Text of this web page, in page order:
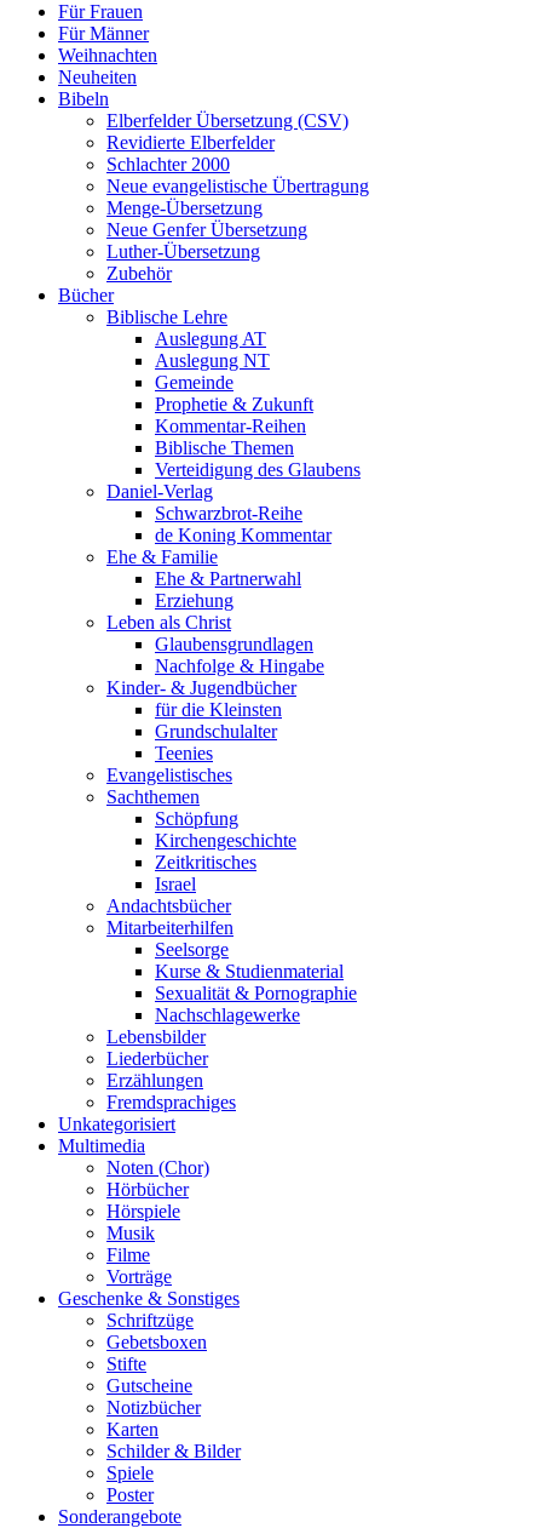
Für Frauen
Für Männer
Weihnachten
Neuheiten
Bibeln
Elberfelder Übersetzung (CSV)
Revidierte Elberfelder
Schlachter 2000
Neue evangelistische Übertragung
Menge-Übersetzung
Neue Genfer Übersetzung
Luther-Übersetzung
Zubehör
Bücher
Biblische Lehre
Auslegung AT
Auslegung NT
Gemeinde
Prophetie & Zukunft
Kommentar-Reihen
Biblische Themen
Verteidigung des Glaubens
Daniel-Verlag
Schwarzbrot-Reihe
de Koning Kommentar
Ehe & Familie
Ehe & Partnerwahl
Erziehung
Leben als Christ
Glaubensgrundlagen
Nachfolge & Hingabe
Kinder- & Jugendbücher
für die Kleinsten
Grundschulalter
Teenies
Evangelistisches
Sachthemen
Schöpfung
Kirchengeschichte
Zeitkritisches
Israel
Andachtsbücher
Mitarbeiterhilfen
Seelsorge
Kurse & Studienmaterial
Sexualität & Pornographie
Nachschlagewerke
Lebensbilder
Liederbücher
Erzählungen
Fremdsprachiges
Unkategorisiert
Multimedia
Noten (Chor)
Hörbücher
Hörspiele
Musik
Filme
Vorträge
Geschenke & Sonstiges
Schriftzüge
Gebetsboxen
Stifte
Gutscheine
Notizbücher
Karten
Schilder & Bilder
Spiele
Poster
Sonderangebote